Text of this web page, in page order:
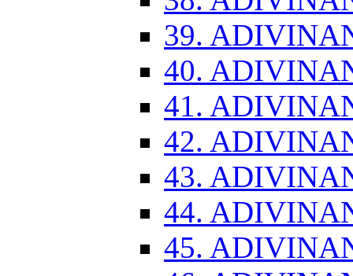
39.
40.
41.
42.
43.
44.
45.